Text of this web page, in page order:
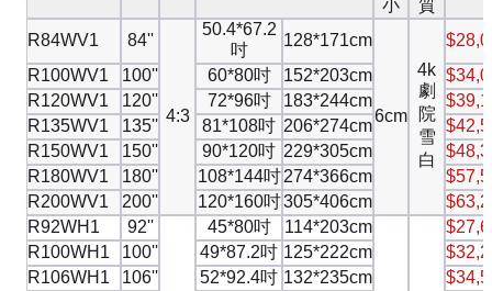
小
質
R84WV1 84''
4:3
50.4*67.2
吋
128*171cm
6cm
4k
劇
院
雪
白
R100WV1
100'' 60*80吋 152*203cm
R120WV1
120'' 72*96吋 183*244cm
R135WV1
135'' 81*108吋 206*274cm
R150WV1
150'' 90*120吋 229*305cm
R180WV1
180'' 108*144吋 274*366cm
R200WV1
200'' 120*160吋305*406cm
R92WH1
92'' 45*80吋 114*203cm
R100WH1
100'' 49*87.2吋 125*222cm
R106WH1
106'' 52*92.4吋 132*235cm